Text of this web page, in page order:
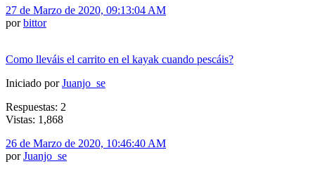
27 de Marzo de 2020, 09:13:04 AM
porbittor
Como lleváis el carrito en el kayak cuando pescáis?
Iniciado porJuanjo_se
Respuestas: 2
Vistas: 1,868
26 de Marzo de 2020, 10:46:40 AM
porJuanjo_se